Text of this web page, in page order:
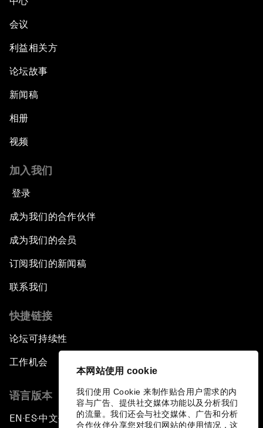
本网站使用 cookie
我们使用 Cookie 来制作贴合用户需求的内
容与广告、提供社交媒体功能以及分析我们
的流量。我们还会与社交媒体、广告和分析
合作伙伴分享您对我们网站的使用情况，这
会议
利益相关方
论坛故事
新闻稿
相册
视频
加入我们
登录
成为我们的合作伙伴
成为我们的会员
订阅我们的新闻稿
联系我们
快捷链接
论坛可持续性
工作机会
语言版本
EN ▪ES▪中文▪ 日本語